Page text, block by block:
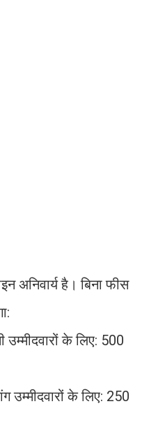
अनिवार्य है। बिना फीस
के लिए: 500
उम्मीदवारों के लिए: 250